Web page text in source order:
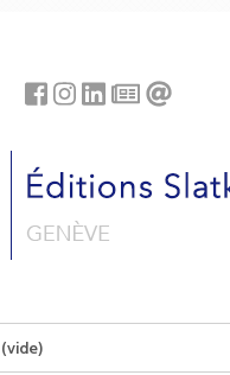
(vide)